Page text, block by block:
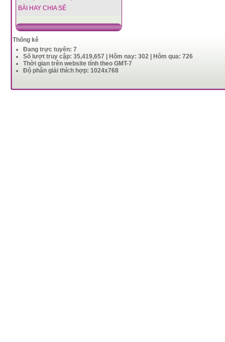
BÀI HAY CHIA SẺ
Thống kê
Đang trực tuyến: 7
Số lượt truy cập: 35,419,657 | Hôm nay: 302 | Hôm qua: 726
Thời gian trên website tính theo GMT-7
Độ phân giải thích hợp: 1024x768